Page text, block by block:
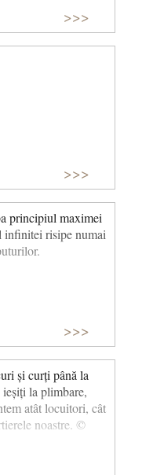
>>>
>>>
principiul maximei
infinitei risipe numai
>>>
și curți până la
la plimbare,
atât locuitori, cât
noastre. ©